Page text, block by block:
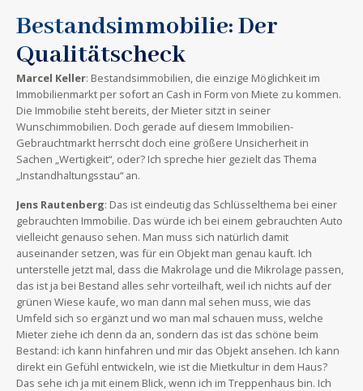
Bestandsimmobilie: Der
Qualitätscheck
Marcel Keller: Bestandsimmobilien, die einzige Möglichkeit im
Immobilienmarkt per sofort an Cash in Form von Miete zu kommen.
Die Immobilie steht bereits, der Mieter sitzt in seiner
Wunschimmobilien. Doch gerade auf diesem Immobilien-
Gebrauchtmarkt herrscht doch eine größere Unsicherheit in
Sachen „Wertigkeit“, oder? Ich spreche hier gezielt das Thema
„Instandhaltungsstau“ an.
Jens Rautenberg: Das ist eindeutig das Schlüsselthema bei einer
gebrauchten Immobilie. Das würde ich bei einem gebrauchten Auto
vielleicht genauso sehen. Man muss sich natürlich damit
auseinander setzen, was für ein Objekt man genau kauft. Ich
unterstelle jetzt mal, dass die Makrolage und die Mikrolage passen,
das ist ja bei Bestand alles sehr vorteilhaft, weil ich nichts auf der
grünen Wiese kaufe, wo man dann mal sehen muss, wie das
Umfeld sich so ergänzt und wo man mal schauen muss, welche
Mieter ziehe ich denn da an, sondern das ist das schöne beim
Bestand: ich kann hinfahren und mir das Objekt ansehen. Ich kann
direkt ein Gefühl entwickeln, wie ist die Mietkultur in dem Haus?
Das sehe ich ja mit einem Blick, wenn ich im Treppenhaus bin. Ich